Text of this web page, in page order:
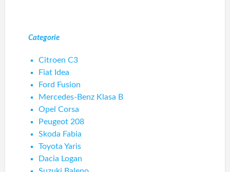
Categorie
Citroen C3
Fiat Idea
Ford Fusion
Mercedes-Benz Klasa B
Opel Corsa
Peugeot 208
Skoda Fabia
Toyota Yaris
Dacia Logan